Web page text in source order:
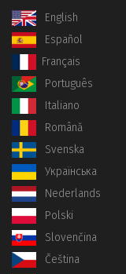
English
Español
Français
Português
Italiano
Română
Svenska
Українська
Nederlands
Polski
Slovenčina
Čeština